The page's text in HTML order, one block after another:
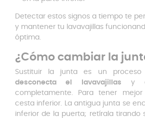
Detectar estos signos a tiempo te
y mantener tu lavavajillas
óptima.
¿Cómo cambiar la
Sustituir la junta es un proceso
desconecta el lavavajillas y
completamente. Para tener
cesta inferior. La antigua junta se
inferior de la puerta; retírala tirando